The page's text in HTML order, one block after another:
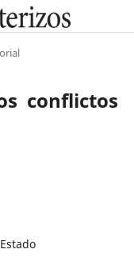
conflictos